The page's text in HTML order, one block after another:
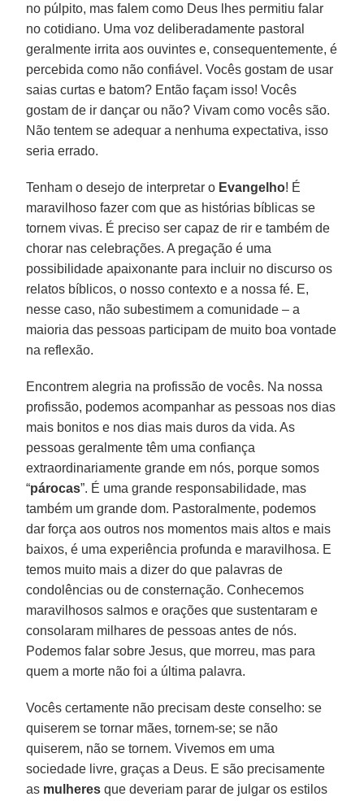
no púlpito, mas falem como Deus lhes permitiu falar
no cotidiano. Uma voz deliberadamente pastoral
geralmente irrita aos ouvintes e, consequentemente, é
percebida como não confiável. Vocês gostam de usar
saias curtas e batom? Então façam isso! Vocês
gostam de ir dançar ou não? Vivam como vocês são.
Não tentem se adequar a nenhuma expectativa, isso
seria errado.
Tenham o desejo de interpretar o Evangelho! É
maravilhoso fazer com que as histórias bíblicas se
tornem vivas. É preciso ser capaz de rir e também de
chorar nas celebrações. A pregação é uma
possibilidade apaixonante para incluir no discurso os
relatos bíblicos, o nosso contexto e a nossa fé. E,
nesse caso, não subestimem a comunidade – a
maioria das pessoas participam de muito boa vontade
na reflexão.
Encontrem alegria na profissão de vocês. Na nossa
profissão, podemos acompanhar as pessoas nos dias
mais bonitos e nos dias mais duros da vida. As
pessoas geralmente têm uma confiança
extraordinariamente grande em nós, porque somos
“párocas”. É uma grande responsabilidade, mas
também um grande dom. Pastoralmente, podemos
dar força aos outros nos momentos mais altos e mais
baixos, é uma experiência profunda e maravilhosa. E
temos muito mais a dizer do que palavras de
condolências ou de consternação. Conhecemos
maravilhosos salmos e orações que sustentaram e
consolaram milhares de pessoas antes de nós.
Podemos falar sobre Jesus, que morreu, mas para
quem a morte não foi a última palavra.
Vocês certamente não precisam deste conselho: se
quiserem se tornar mães, tornem-se; se não
quiserem, não se tornem. Vivemos em uma
sociedade livre, graças a Deus. E são precisamente
as mulheres que deveriam parar de julgar os estilos